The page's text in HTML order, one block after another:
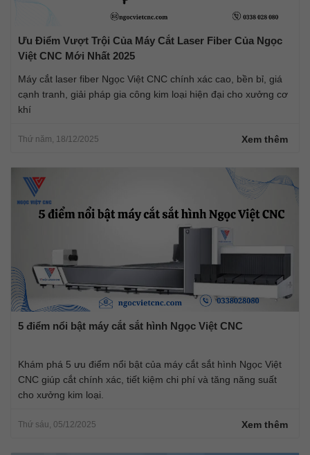
Ưu Điểm Vượt Trội Của Máy Cắt Laser Fiber Của Ngọc
Việt CNC Mới Nhất 2025
Máy cắt laser fiber Ngọc Việt CNC chính xác cao, bền bỉ, giá
cạnh tranh, giải pháp gia công kim loại hiện đại cho xưởng cơ
khí
Thứ năm, 18/12/2025 Xem thêm
5 điểm nổi bật máy cắt sắt hình Ngọc Việt CNC
Khám phá 5 ưu điểm nổi bật của máy cắt sắt hình Ngọc Việt
CNC giúp cắt chính xác, tiết kiệm chi phí và tăng năng suất
cho xưởng kim loại.
Thứ sáu, 05/12/2025 Xem thêm